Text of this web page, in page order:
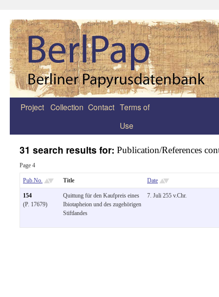
Zum
Project Collection Contact Terms of
Use
31 search results for: Publication/References
Page 4
Pub.No. Title Date
154
(P. 17679)
Quittung für den Kaufpreis eines
Ibiotapheion und des zugehörigen
Stiftlandes
7. Juli 255 v.Chr.